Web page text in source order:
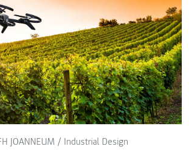
JOANNEUM / Industrial Design